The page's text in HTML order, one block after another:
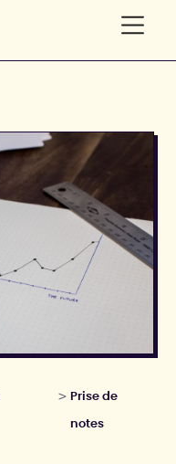
>Prise de
notes